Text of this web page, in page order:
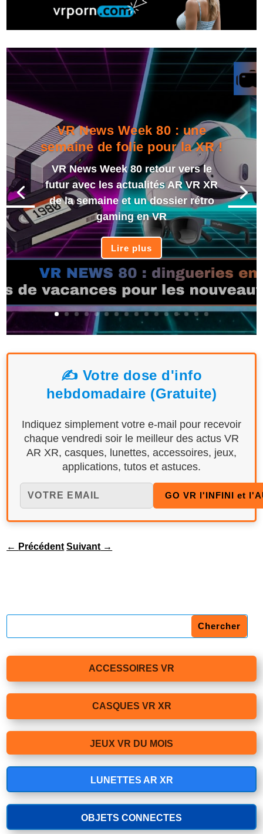
VR News Week 80 : une
semaine de folie pour la XR !
VR News Week 80 retour vers le
futur avec les actualités AR VR XR
de la semaine et un dossier rétro
gaming en VR
Lire plus
✍️ Votre dose d'info
hebdomadaire (Gratuite)
Indiquez simplement votre e-mail pour recevoir
chaque vendredi soir le meilleur des actus VR
AR XR, casques, lunettes, accessoires, jeux,
applications, tutos et astuces.
← Précédent Suivant →
ACCESSOIRES VR
CASQUES VR XR
JEUX VR DU MOIS
LUNETTES AR XR
OBJETS CONNECTES